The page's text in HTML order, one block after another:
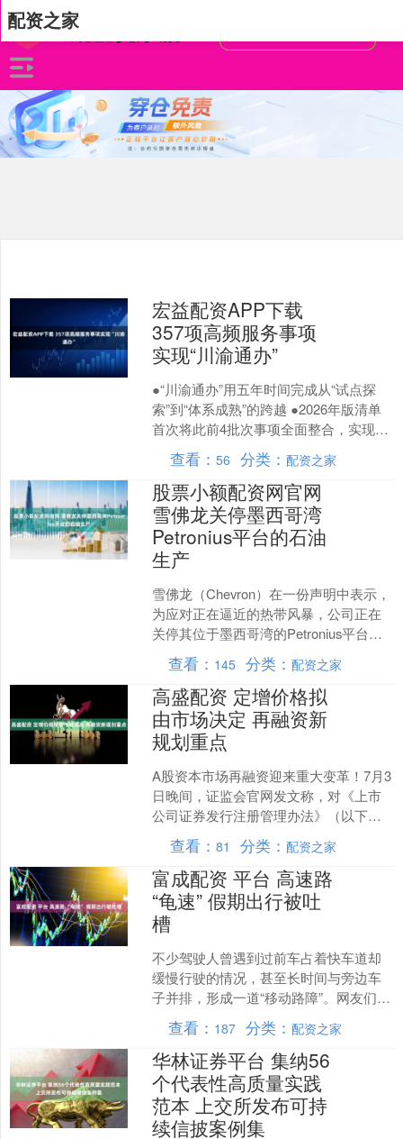
配资之家
宏益配资APP下载
357项高频服务事项
实现“川渝通办”
●“川渝通办”用五年时间完成从“试点探
索”到“体系成熟”的跨越 ●2026年版清单
首次将此前4批次事项全面整合，实现企
业准入准营、招聘用工、经营发展、工
程建设、....
查看：56 分类：配资之家
股票小额配资网官网
雪佛龙关停墨西哥湾
Petronius平台的石油
生产
雪佛龙（Chevron）在一份声明中表示，
为应对正在逼近的热带风暴，公司正在
关停其位于墨西哥湾的Petronius平台的
石油生产，并将所有相关人员撤离至陆
地。 ....
查看： 145 分类：配资之家
高盛配资 定增价格拟
由市场决定 再融资新
规划重点
A股资本市场再融资迎来重大变革！7月3
日晚间，证监会官网发文称，对《上市
公司证券发行注册管理办法》（以下简
称《再融资办法》）及配套规则进行修
改，现向社会公开征求....
查看：81 分类：配资之家
富成配资 平台 高速路
“龟速” 假期出行被吐
槽
不少驾驶人曾遇到过前车占着快车道却
缓慢行驶的情况，甚至长时间与旁边车
子并排，形成一道“移动路障”。网友们把
这些超低速行驶的车辆戏称为“龟速车”。
在端午假期期间，....
查看： 187 分类：配资之家
华林证券平台 集纳56
个代表性高质量实践
范本 上交所发布可持
续信披案例集